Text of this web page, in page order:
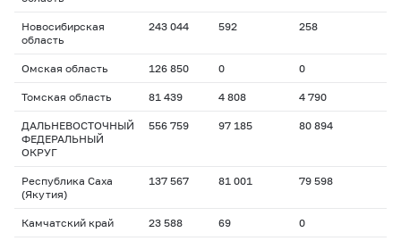
Новосибирская
область
243 044 592 258
Омская область 126 850 0 0
Томская область 81 439 4 808 4 790
ДАЛЬНЕВОСТОЧНЫЙ
ФЕДЕРАЛЬНЫЙ
ОКРУГ
556 759 97 185 80 894
Республика Саха
(Якутия)
137 567 81 001 79 598
Камчатский край 23 588 69 0